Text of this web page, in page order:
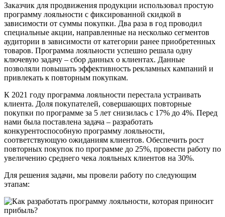
Заказчик для продвижения продукции использовал простую
программу лояльности с фиксированной скидкой в
зависимости от суммы покупки. Два раза в год проводил
специальные акции, направленные на несколько сегментов
аудитории в зависимости от категории ранее приобретенных
товаров. Программа лояльности успешно решала одну
ключевую задачу – сбор данных о клиентах. Данные
позволяли повышать эффективность рекламных кампаний и
привлекать к повторным покупкам.
К 2021 году программа лояльности перестала устраивать
клиента. Доля покупателей, совершающих повторные
покупки по программе за 5 лет снизилась с 17% до 4%. Перед
нами была поставлена задача – разработать
конкурентоспособную программу лояльности,
соответствующую ожиданиям клиентов. Обеспечить рост
повторных покупок по программе до 25%, провести работу по
увеличению среднего чека лояльных клиентов на 30%.
Для решения задачи, мы провели работу по следующим
этапам: